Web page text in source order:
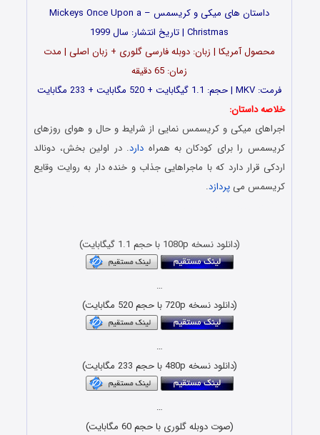
داستان های میکی و کریسمس – Mickeys Once Upon a
Christmas | تاریخ انتشار: سال 1999
محصول آمریکا | زبان: دوبله فارسی گلوری + زبان اصلی | مدت
زمان: 65 دقیقه
فرمت: MKV | حجم: 1.1 گیگابایت + 520 مگابایت + 233 مگابایت
خلاصه داستان:
اجراهای میکی و کریسمس نمایی از شرایط و حال و هوای روزهای
کریسمس را برای کودکان به همراه دارد. در اولین بخش، دونالد
اردکی قرار دارد که با ماجراهایی جذاب و خنده دار به روایت وقایع
کریسمس میپردازد.
(دانلود نسخه 1080p با حجم 1.1 گیگابایت)
…
(دانلود نسخه 720p با حجم 520 مگابایت)
…
(دانلود نسخه 480p با حجم 233 مگابایت)
…
(صوت دوبله گلوری با حجم 60 مگابایت)